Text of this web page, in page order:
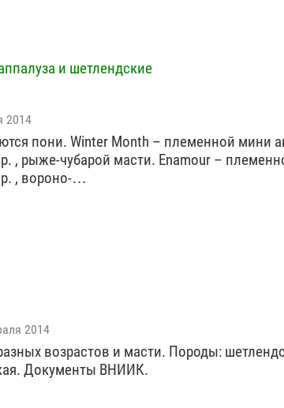
и шетлендские
2014
пони. Winter Month – племенной мини
р. , рыже-чубарой масти. Enamour –
р. , вороно-…
2014
возрастов и масти. Породы:
Документы ВНИИК.